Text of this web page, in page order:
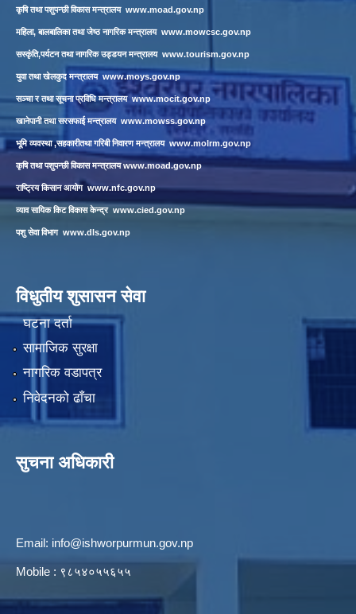
कृषि तथा पशुपन्छी विकास मन्त्रालय www.moad.gov.np
महिला, बालबालिका तथा जेष्ठ नागरिक मन्त्रालय www.mowcsc.gov.np
सस्कृंति,पर्यटन तथा नागरिक उड्डयन मन्त्रालय www.tourism.gov.np
युवा तथा खेलकुद मन्त्रालय www.moys.gov.np
सञ्चा र तथा सूचना प्रविधि मन्त्रालय www.mocit.gov.np
खानेपानी तथा सरसफाई मन्त्रालय www.mowss.gov.np
भूमि व्यवस्था ,सहकारीतथा गरिबी निवारण मन्त्रालय www.molrm.gov.np
कृषि तथा पशुपन्छी विकास मन्त्रालयwww.moad.gov.np
राष्ट्रिय किसान आयोग www.nfc.gov.np
व्याव सायिक किट विकास केन्द्र www.cied.gov.np
पशु सेवा विभाग www.dls.gov.np
विधुतीय शुसासन सेवा
घटना दर्ता
सामाजिक सुरक्षा
नागरिक वडापत्र
निवेदनको ढाँचा
सुचना अधिकारी
Email: info@ishworpurmun.gov.np
Mobile : ९८५४०५५६५५